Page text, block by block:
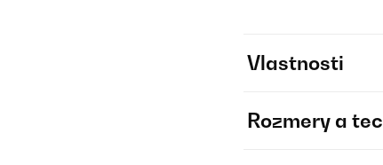
Vlastnosti
Rozmery a